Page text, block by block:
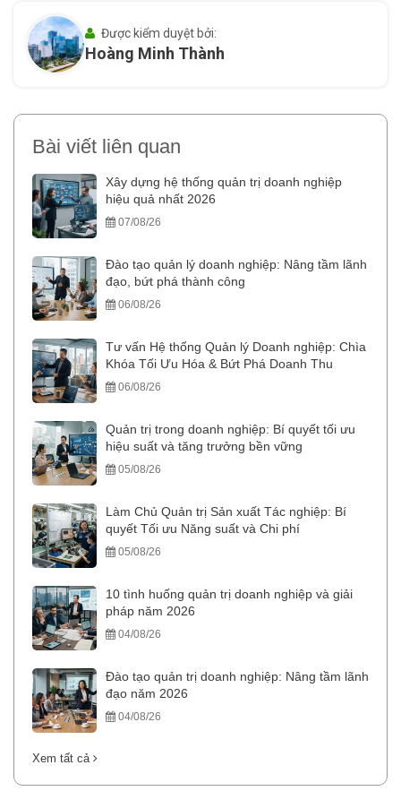
Được kiểm duyệt bởi:
Hoàng Minh Thành
Bài viết liên quan
Xây dựng hệ thống quản trị doanh nghiệp
hiệu quả nhất 2026
07/08/26
Đào tạo quản lý doanh nghiệp: Nâng tầm lãnh
đạo, bứt phá thành công
06/08/26
Tư vấn Hệ thống Quản lý Doanh nghiệp: Chìa
Khóa Tối Ưu Hóa & Bứt Phá Doanh Thu
06/08/26
Quản trị trong doanh nghiệp: Bí quyết tối ưu
hiệu suất và tăng trưởng bền vững
05/08/26
Làm Chủ Quản trị Sản xuất Tác nghiệp: Bí
quyết Tối ưu Năng suất và Chi phí
05/08/26
10 tình huống quản trị doanh nghiệp và giải
pháp năm 2026
04/08/26
Đào tạo quản trị doanh nghiệp: Nâng tầm lãnh
đạo năm 2026
04/08/26
Xem tất cả